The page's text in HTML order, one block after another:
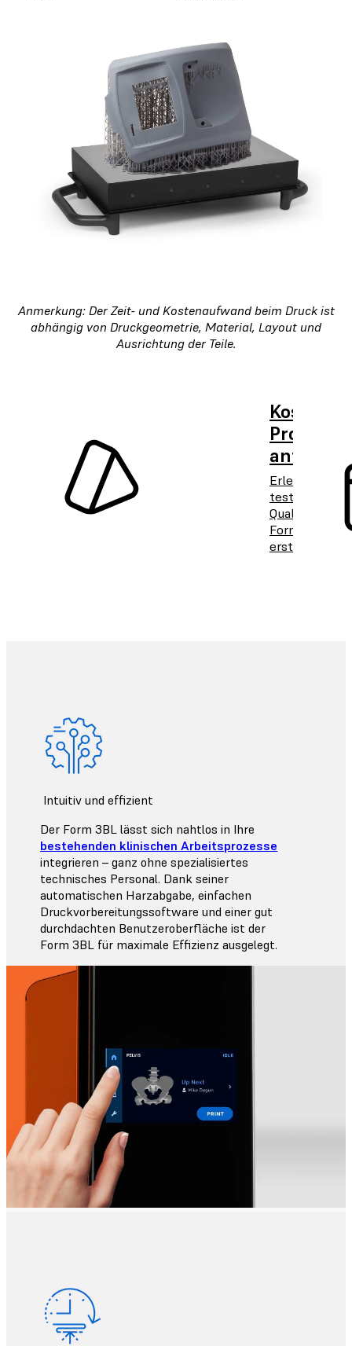
Anmerkung: Der Zeit- und Kostenaufwand beim Druck ist
abhängig von Druckgeometrie, Material, Layout und
Ausrichtung der Teile.
Erleben und
testen Sie die
Qualität von
Formlabs aus
erster Hand.
Intuitiv und effizient
Der Form 3BL lässt sich nahtlos in Ihre
bestehenden klinischen Arbeitsprozesse
integrieren – ganz ohne spezialisiertes
technisches Personal. Dank seiner
automatischen Harzabgabe, einfachen
Druckvorbereitungssoftware und einer gut
durchdachten Benutzeroberfläche ist der
Form 3BL für maximale Effizienz ausgelegt.